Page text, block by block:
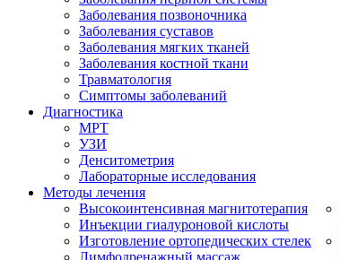
Заболевания позвоночника
Заболевания суставов
Заболевания мягких тканей
Заболевания костной ткани
Травматология
Симптомы заболеваний
Диагностика
МРТ
УЗИ
Денситометрия
Лабораторные исследования
Методы лечения
Высокоинтенсивная магнитотерапия
Инъекции гиалуроновой кислоты
Изготовление ортопедических стелек
Лимфодренажный массаж